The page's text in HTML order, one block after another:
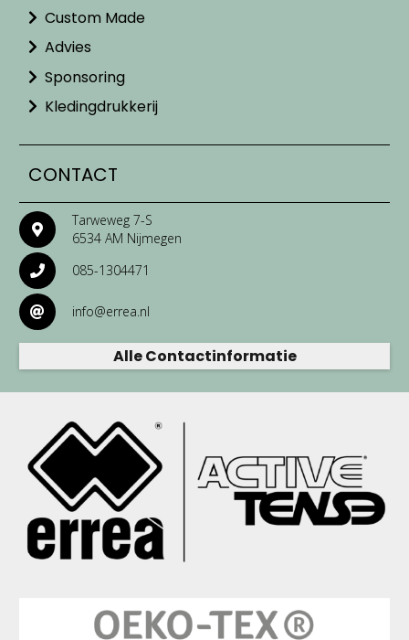
Custom Made
Advies
Sponsoring
Kledingdrukkerij
CONTACT
Tarweweg 7-S
6534 AM Nijmegen
085-1304471
info@errea.nl
Alle Contactinformatie